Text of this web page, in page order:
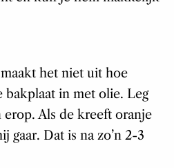
het niet uit hoe
bakplaat in met olie. Leg
Als de kreeft oranje
gaar. Dat is na zo’n 2-3